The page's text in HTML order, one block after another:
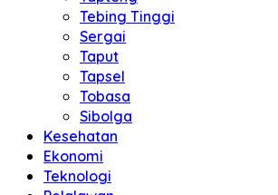
Tebing Tinggi
Sergai
Taput
Tapsel
Tobasa
Sibolga
Kesehatan
Ekonomi
Teknologi